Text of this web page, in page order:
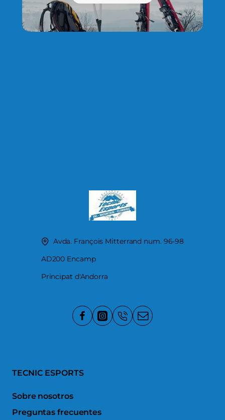
Avda. François Mitterrand num. 96-98
AD200 Encamp
Principat d'Andorra
TECNIC ESPORTS
Sobre nosotros
Preguntas frecuentes